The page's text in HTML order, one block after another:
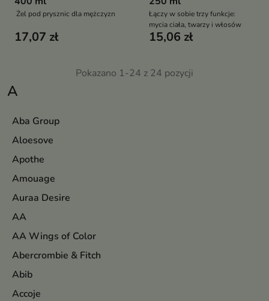
A
Aba Group
Aloesove
Apothe
Amouage
Auraa Desire
AA
AA Wings of Color
Abercrombie & Fitch
Abib
Accoje
Żel pod prysznic dla mężczyzn
17,07 zł
Łączy w sobie trzy funkcje:
mycia ciała, twarzy i włosów
15,06 zł
Pokazano 1-24 z 24 pozycji